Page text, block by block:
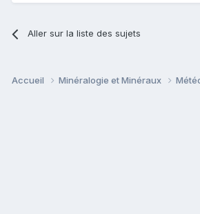
Aller sur la liste des sujets
Accueil Minéralogie et Minéraux